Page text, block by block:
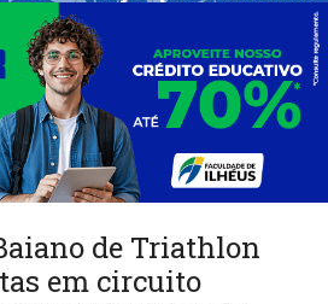
de Triathlon
em circuito